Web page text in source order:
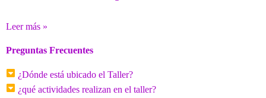
Leer más »
Preguntas Frecuentes
¿Dónde está ubicado el Taller?
¿qué actividades realizan en el taller?